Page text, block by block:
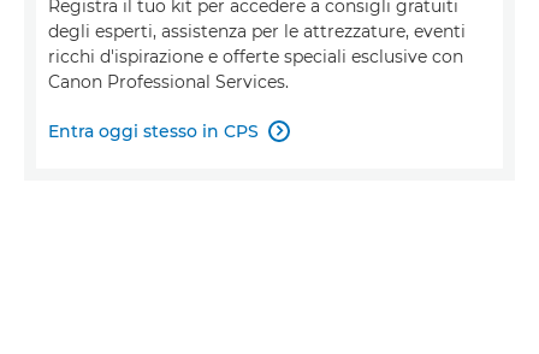
Registra il tuo kit per accedere a consigli gratuiti
degli esperti, assistenza per le attrezzature, eventi
ricchi d'ispirazione e offerte speciali esclusive con
Canon Professional Services.
Entra oggi stesso in CPS 